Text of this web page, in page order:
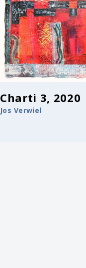
Charti 3, 2020
Jos Verwiel